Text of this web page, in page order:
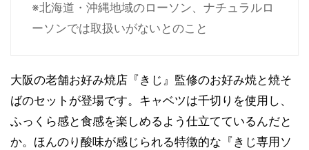
※北海道・沖縄地域のローソン、ナチュラルロ
ーソンでは取扱いがないとのこと
大阪の老舗お好み焼店『きじ』監修のお好み焼と焼そ
ばのセットが登場です。キャベツは千切りを使用し、
ふっくら感と食感を楽しめるよう仕立てているんだと
か。ほんのり酸味が感じられる特徴的な『きじ専用ソ